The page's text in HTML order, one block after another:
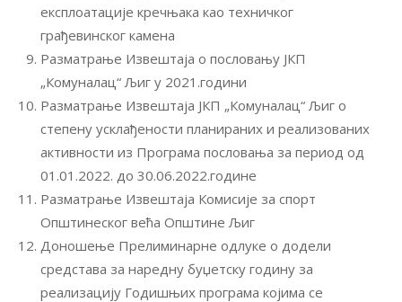
експлоатације кречњака као техничког
грађевинског камена
Разматрање Извештаја о пословању ЈКП
„Комуналац“ Љиг у 2021.години
Разматрање Извештаја ЈКП „Комуналац“ Љиг о
степену усклађености планираних и реализованих
активности из Програма пословања за период од
01.01.2022. до 30.06.2022.године
Разматрање Извештаја Комисије за спорт
Општинеског већа Општине Љиг
Доношење Прелиминарне одлуке о додели
средстава за наредну буџетску годину за
реализацију Годишњих програма којима се